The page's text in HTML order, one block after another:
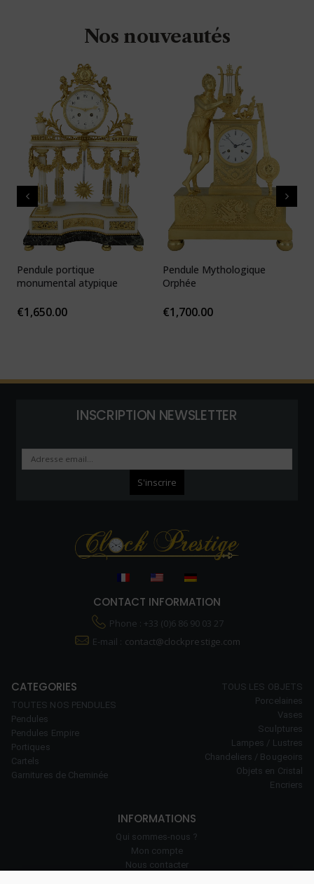
Nos nouveautés
Pendule portique
monumental atypique
€1,650.00
Pendule Mythologique
Orphée
€1,700.00
INSCRIPTION NEWSLETTER
CONTACT INFORMATION
Phone : +33 (0)6 86 90 03 27
E-mail : contact@clockprestige.com
CATEGORIES
TOUTES NOS PENDULES
Pendules
Pendules Empire
Portiques
Cartels
Garnitures de Cheminée
TOUS LES OBJETS
Porcelaines
Vases
Sculptures
Lampes / Lustres
Chandeliers / Bougeoirs
Objets en Cristal
Encriers
INFORMATIONS
Qui sommes-nous ?
Mon compte
Nous contacter